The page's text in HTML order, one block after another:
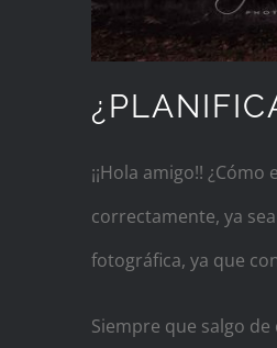
¡¡Hola amigo!!
correctamente, ya
fotográfica, ya que
Siempre que salgo